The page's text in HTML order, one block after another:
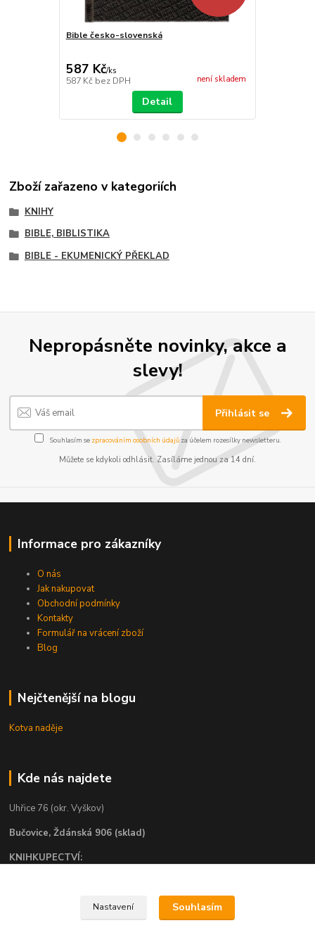
Bible česko-slovenská
587 Kč/ks
587 Kč bez DPH není skladem
Detail
Zboží zařazeno v kategoriích
KNIHY
BIBLE, BIBLISTIKA
BIBLE - EKUMENICKÝ PŘEKLAD
Nepropásněte novinky, akce a
slevy!
Přihlásit se
Souhlasím se zpracováním osobních údajůza účelem rozesílky newsletteru.
Můžete se kdykoli odhlásit. Zasíláme jednou za 14 dní.
Informace pro zákazníky
O nás
Jak nakupovat
Obchodní podmínky
Kontakty
Formulář na vrácení zboží
Blog
Nejčtenější na blogu
Kotva naděje
Kde nás najdete
Uhřice 76 (okr. Vyškov)
Bučovice, Ždánská 906 (sklad)
KNIHKUPECTVÍ:
Uherské Hradiště, Mariánské náměstí 200
Nastavení Souhlasím